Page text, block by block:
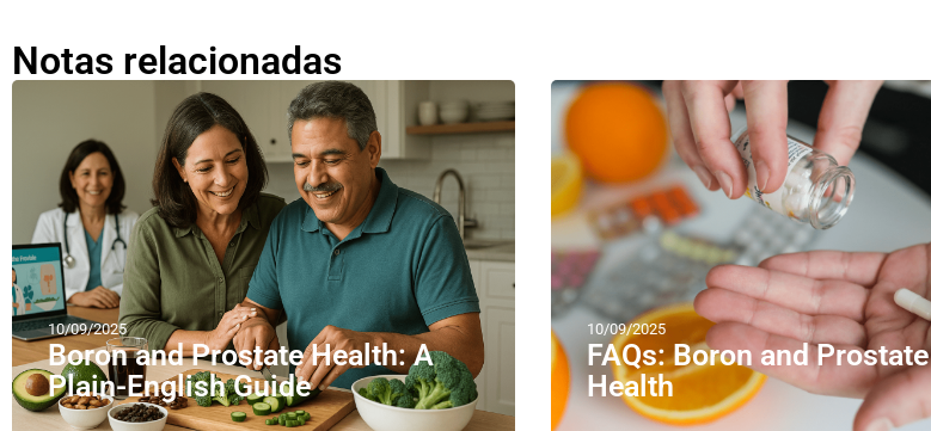
Notas relacionadas
10/09/2025
Boron and Prostate Health: A
Plain-English Guide
10/09/2025
FAQs: Boron and Prostate
Health